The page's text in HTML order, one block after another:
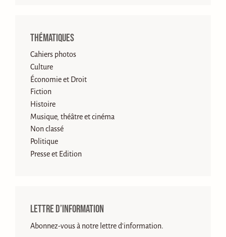
Thématiques
Cahiers photos
Culture
Économie et Droit
Fiction
Histoire
Musique, théâtre et cinéma
Non classé
Politique
Presse et Edition
Lettre d’information
Abonnez-vous à notre lettre d'information.